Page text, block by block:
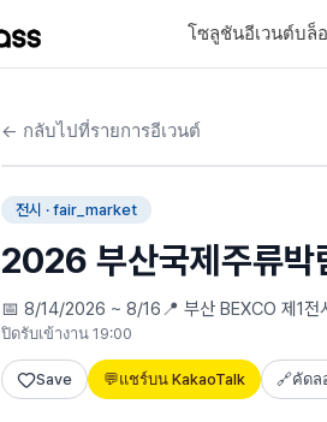
โซลูชันอีเวนต์บล็
← กลับไปที่รายการอีเวนต์
🎧ไกด์อัจฉริยะ
전시 · fair_market
2026 부산국제주류박
📅 8/14/2026 ~ 8/16📍 부산 BEXCO 제1전
ปิดรับเข้างาน 19:00
Save 💬แชร์บน KakaoTalk 🔗คัดล